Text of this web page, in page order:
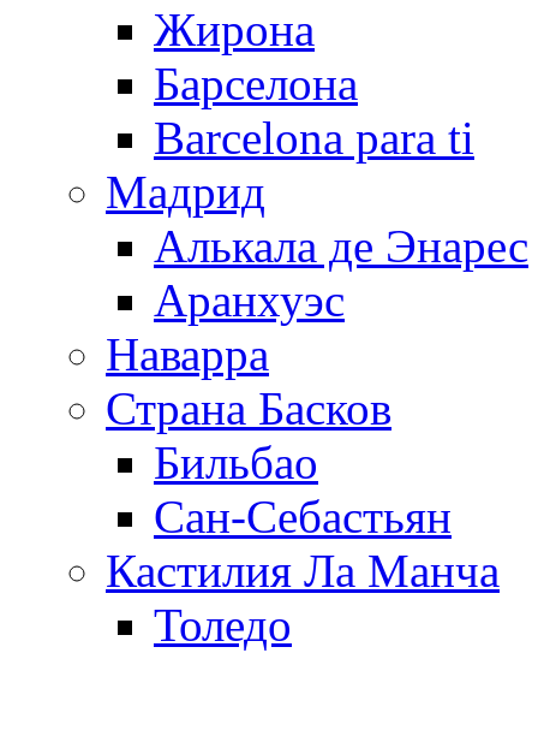
Жирона
Барселона
Barcelona para ti
Мадрид
Алькала де Энарес
Аранхуэс
Наварра
Страна Басков
Бильбао
Сан-Себастьян
Кастилия Ла Манча
Толедо